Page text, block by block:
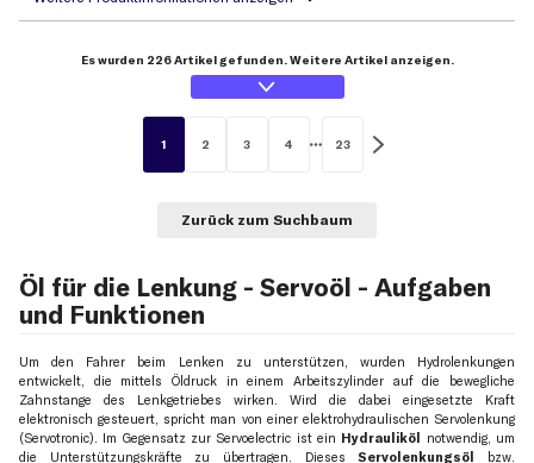
Es wurden 226 Artikel gefunden. Weitere Artikel anzeigen.
1 2 3 4 23
Zurück zum Suchbaum
Öl für die Lenkung - Servoöl - Aufgaben
und Funktionen
Um den Fahrer beim Lenken zu unterstützen, wurden Hydrolenkungen
entwickelt, die mittels Öldruck in einem Arbeitszylinder auf die bewegliche
Zahnstange des Lenkgetriebes wirken. Wird die dabei eingesetzte Kraft
elektronisch gesteuert, spricht man von einer elektrohydraulischen Servolenkung
(Servotronic). Im Gegensatz zur Servoelectric ist ein Hydrauliköl
notwendig, um
die Unterstützungskräfte zu übertragen. DiesesServolenkungsöl bzw.